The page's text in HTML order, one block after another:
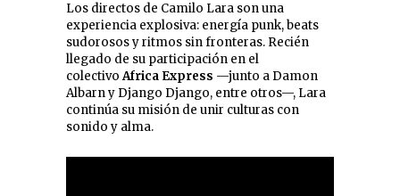
Los directos de Camilo Lara son una
experiencia explosiva: energía punk, beats
sudorosos y ritmos sin fronteras. Recién
llegado de su participación en el
colectivoAfrica Express —junto a Damon
Albarn y Django Django, entre otros—, Lara
continúa su misión de unir culturas con
sonido y alma.